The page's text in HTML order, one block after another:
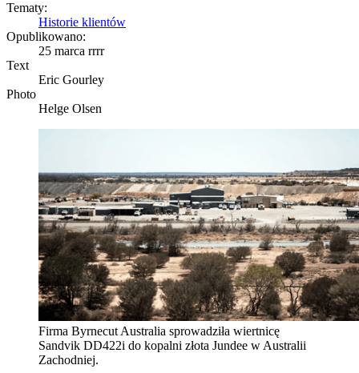
Tematy:
Historie klientów
Opublikowano:
25 marca rrrr
Text
Eric Gourley
Photo
Helge Olsen
Firma Byrnecut Australia sprowadziła wiertnicę
Sandvik DD422i do kopalni złota Jundee w Australii
Zachodniej.